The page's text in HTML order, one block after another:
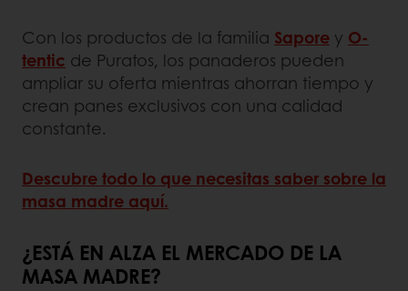
Con los productos de la familia Sapore y O-
tentic de Puratos, los panaderos pueden
ampliar su oferta mientras ahorran tiempo y
crean panes exclusivos con una calidad
constante.
Descubre todo lo que necesitas saber sobre la
masa madre aquí.
¿ESTÁ EN ALZA EL MERCADO DE LA
MASA MADRE?